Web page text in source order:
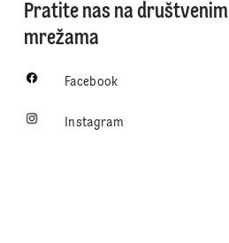
Pratite nas na društvenim
mrežama
Facebook
Instagram